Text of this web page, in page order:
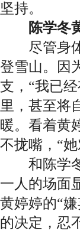
坚持。
陈学冬
尽管身体
登雪山。因
支，“我已
里，甚至将
暖。看着黄
不拢嘴，“
和陈学冬
一人的场面
黄婷婷的“
的决定，忍